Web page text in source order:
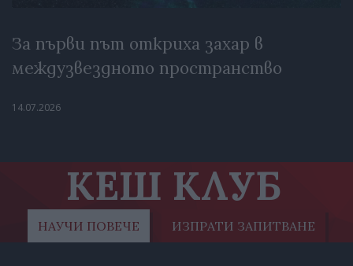
За първи път откриха захар в
междузвездното пространство
14.07.2026
КЕШ КЛУБ
НАУЧИ ПОВЕЧЕ ИЗПРАТИ ЗАПИТВАНЕ